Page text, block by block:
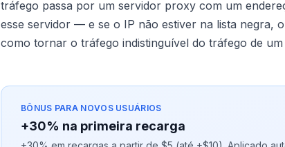
tráfego passa por um servidor proxy com um
esse servidor — e se o IP não estiver na lista negra,
como tornar o tráfego indistinguível do tráfego de
BÔNUS PARA NOVOS USUÁRIOS
+30% na primeira recarga